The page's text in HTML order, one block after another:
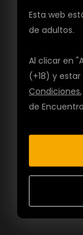
Esta web
de adultos.
Al clicar en
(+18) y
Condiciones
de